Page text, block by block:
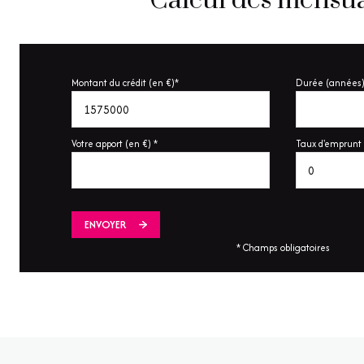
Montant du crédit (en €)* Durée
Votre apport (en €) * Taux d'emprunt
ENVOYER
* Champs obligatoires